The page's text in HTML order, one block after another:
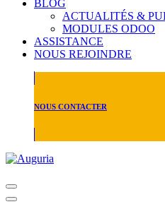
BLOG
ACTUALITÉS &
MODULES ODOO
ASSISTANCE
NOUS REJOINDRE
NOUS CONTACTER